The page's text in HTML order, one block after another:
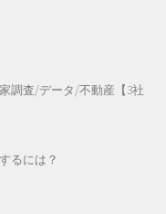
調査/データ/不動産【3社
るには？